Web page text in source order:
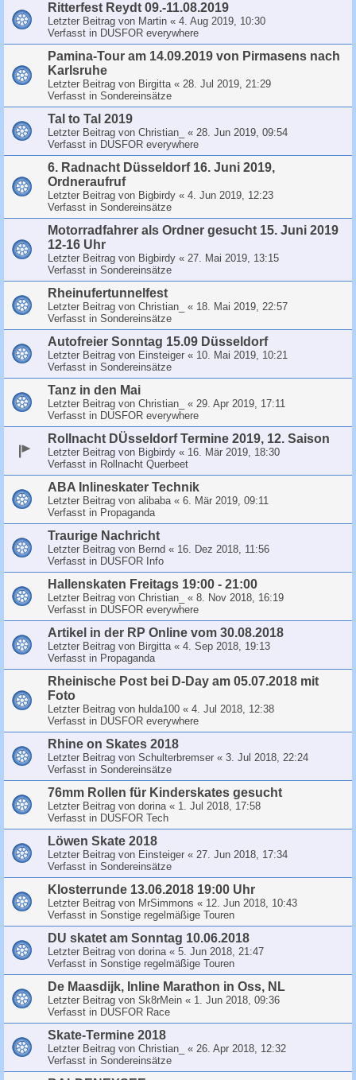
Ritterfest Reydt 09.-11.08.2019
Letzter Beitrag von Martin « 4. Aug 2019, 10:30
Verfasst in DUSFOR everywhere
Pamina-Tour am 14.09.2019 von Pirmasens nach
Karlsruhe
Letzter Beitrag von Birgitta« 28. Jul 2019, 21:29
Verfasst in Sondereinsätze
Tal to Tal 2019
Letzter Beitrag von Christian_ « 28. Jun 2019, 09:54
Verfasst in DUSFOR everywhere
6. Radnacht Düsseldorf 16. Juni 2019,
Ordneraufruf
Letzter Beitrag von Bigbirdy « 4. Jun 2019, 12:23
Verfasst in Sondereinsätze
Motorradfahrer als Ordner gesucht 15. Juni 2019
12-16 Uhr
Letzter Beitrag von Bigbirdy « 27. Mai 2019, 13:15
Verfasst in Sondereinsätze
Rheinufertunnelfest
Letzter Beitrag von Christian_ « 18. Mai 2019, 22:57
Verfasst in Sondereinsätze
Autofreier Sonntag 15.09 Düsseldorf
Letzter Beitrag von Einsteiger « 10. Mai 2019, 10:21
Verfasst in Sondereinsätze
Tanz in den Mai
Letzter Beitrag von Christian_ « 29. Apr 2019, 17:11
Verfasst in DUSFOR everywhere
Rollnacht DÜsseldorf Termine 2019, 12. Saison
Letzter Beitrag von Bigbirdy « 16. Mär 2019, 18:30
Verfasst in Rollnacht Querbeet
ABA Inlineskater Technik
Letzter Beitrag von alibaba« 6. Mär 2019, 09:11
Verfasst in Propaganda
Traurige Nachricht
Letzter Beitrag von Bernd « 16. Dez 2018, 11:56
Verfasst in DUSFOR Info
Hallenskaten Freitags 19:00 - 21:00
Letzter Beitrag von Christian_ « 8. Nov 2018, 16:19
Verfasst in DUSFOR everywhere
Artikel in der RP Online vom 30.08.2018
Letzter Beitrag von Birgitta« 4. Sep 2018, 19:13
Verfasst in Propaganda
Rheinische Post bei D-Day am 05.07.2018 mit
Foto
Letzter Beitrag von hulda100 « 4. Jul 2018, 12:38
Verfasst in DUSFOR everywhere
Rhine on Skates 2018
Letzter Beitrag von Schulterbremser « 3. Jul 2018, 22:24
Verfasst in Sondereinsätze
76mm Rollen für Kinderskates gesucht
Letzter Beitrag von dorina« 1. Jul 2018, 17:58
Verfasst in DUSFOR Tech
Löwen Skate 2018
Letzter Beitrag von Einsteiger « 27. Jun 2018, 17:34
Verfasst in Sondereinsätze
Klosterrunde 13.06.2018 19:00 Uhr
Letzter Beitrag von MrSimmons « 12. Jun 2018, 10:43
Verfasst in Sonstige regelmäßige Touren
DU skatet am Sonntag 10.06.2018
Letzter Beitrag von dorina« 5. Jun 2018, 21:47
Verfasst in Sonstige regelmäßige Touren
De Maasdijk, Inline Marathon in Oss, NL
Letzter Beitrag von Sk8rMein « 1. Jun 2018, 09:36
Verfasst in DUSFOR Race
Skate-Termine 2018
Letzter Beitrag von Christian_ « 26. Apr 2018, 12:32
Verfasst in Sondereinsätze